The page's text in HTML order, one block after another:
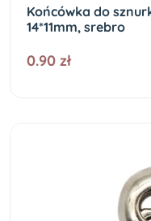
Końcówka do
14*11mm, srebro
0.90 zł